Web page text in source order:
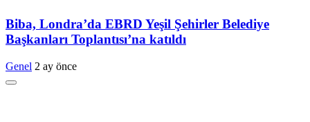
Biba, Londra’da EBRD Yeşil Şehirler Belediye
Başkanları Toplantısı’na katıldı
Genel 2 ay önce